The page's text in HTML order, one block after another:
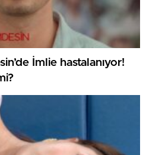
İmlie hastalanıyor!